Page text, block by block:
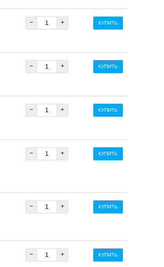
− + КУПИТЬ
− + КУПИТЬ
− + КУПИТЬ
− + КУПИТЬ
− + КУПИТЬ
− + КУПИТЬ